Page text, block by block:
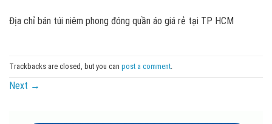
Địa chỉ bán túi niêm phong đóng quần áo giá rẻ tại TP HCM
Trackbacks are closed, but you can post a comment
Next →